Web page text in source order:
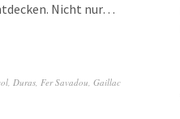
Nicht nur…
, Duras, Fer Savadou, Gaillac